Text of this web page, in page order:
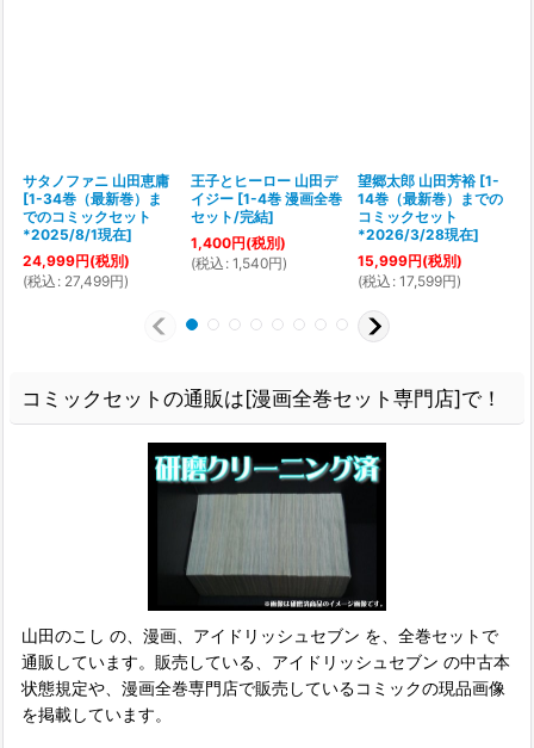
サタノファニ 山田恵庸
[1-34巻（最新巻）ま
でのコミックセット
*2025/8/1現在]
24,999円(税別)
(税込 : 27,499円)
王子とヒーロー 山田デ
イジー [1-4巻 漫画全巻
セット/完結]
1,400円(税別)
(税込 : 1,540円)
望郷太郎 山田芳裕 [1-
14巻（最新巻）までの
コミックセット
*2026/3/28現在]
15,999円(税別)
(税込 : 17,599円)
コミックセットの通販は[漫画全巻セット専門店]で！
山田のこし の、漫画、アイドリッシュセブン を、全巻セットで
通販しています。販売している、アイドリッシュセブン の中古本
状態規定や、漫画全巻専門店で販売しているコミックの現品画像
を掲載しています。